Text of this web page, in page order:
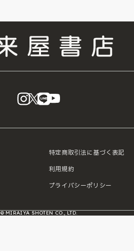
instagram
X LINE
特定商取引法に基づく表記
利用規約
プライバシーポリシー
© MIRAIYA SHOTEN CO., LTD.